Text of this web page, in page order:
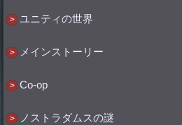
ユニティの世界
メインストーリー
Co-op
ノストラダムスの謎